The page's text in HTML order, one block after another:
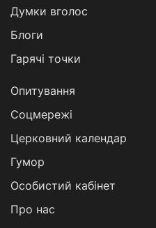
Думки вголос
Блоги
Гарячі точки
Опитування
Соцмережі
Церковний календар
Гумор
Особистий кабінет
Про нас